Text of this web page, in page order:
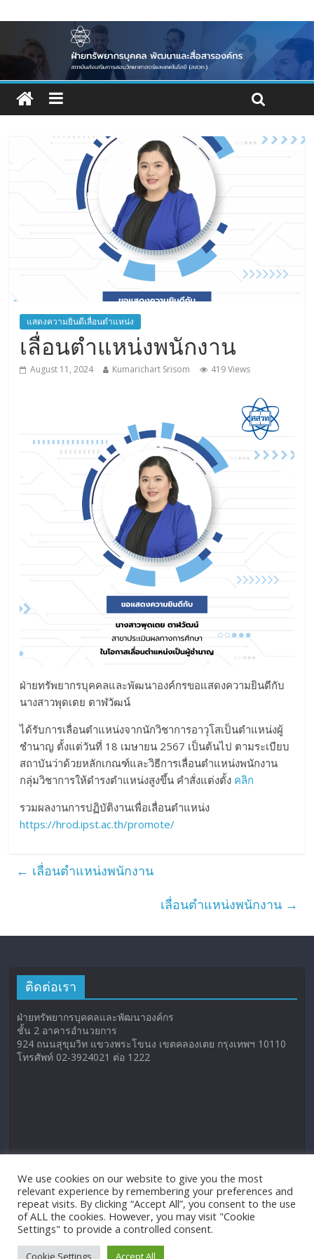
แสดงความยินดีเลื่อนตำแหน่ง
เลื่อนตำแหน่งพนักงาน
August 11, 2024 Kumarichart Srisom 419 Views
ฝ่ายทรัพยากรบุคคลและพัฒนาองค์กรขอแสดงความยินดีกับ
นางสาวพุดเตย ตาฬวัฒน์
ได้รับการเลื่อนตำแหน่งจากนักวิชาการอาวุโสเป็นตำแหน่งผู้
ชำนาญ ตั้งแต่วันที่ 18 เมษายน 2567 เป็นต้นไป ตามระเบียบ
สถาบันว่าด้วยหลักเกณฑ์และวิธีการเลื่อนตำแหน่งพนักงาน
กลุ่มวิชาการให้ดำรงตำแหน่งสูงขึ้น คำสั่งแต่งตั้ง คลิก
รวมผลงานการปฏิบัติงานเพื่อเลื่อนตำแหน่ง
https://hrod.ipst.ac.th/promote/
← เลื่อนตำแหน่งพนักงาน
เลื่อนตำแหน่งพนักงาน →
ติดต่อเรา
ฝ่ายทรัพยากรบุคคลและพัฒนาองค์กร
ชั้น 2 อาคารอำนวยการ
924 ถนนสุขุมวิท แขวงพระโขนง เขตคลองเตย กรุงเทพฯ 10110
โทรศัพท์ 02-3924021 ต่อ 1222
We use cookies on our website to give you the most
relevant experience by remembering your preferences and
repeat visits. By clicking “Accept All”, you consent to the use
of ALL the cookies. However, you may visit "Cookie
Settings" to provide a controlled consent.
Cookie Settings Accept All